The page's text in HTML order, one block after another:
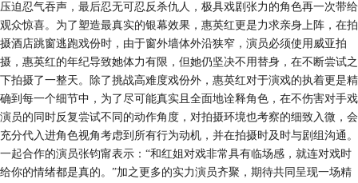
压迫忍气吞声，最后忍无可忍反杀仇人，极具戏剧张力的角色再一次带给
观众惊喜。 为了塑造最真实的银幕效果，惠英红更是力求亲身上阵，在拍
摄酒店跳窗逃跑戏份时，由于窗外墙体外沿狭窄，演员必须使用威亚拍
摄，惠英红的年纪导致她体力有限，但她仍坚决不用替身， 在不断尝试之
下拍摄了一整天。 除了挑战高难度戏份外，惠英红对于演戏的执着更是精
确到每一个细节中， 为了尽可能真实且全面地诠释角色，在不伤害对手戏
演员的 同时反复尝试不同的动作角度，对拍摄环境也考察的细致入微， 会
充分代入进角色视角考虑到所有行为动机， 并在拍摄时及时与剧组沟通。
一起合作的演员张钧甯表示 ： “和红姐 对戏非常具有临场感，就连对戏时
给你的情绪都是真的。 ”加之更多的实力演员齐聚，期待共同呈现一场精